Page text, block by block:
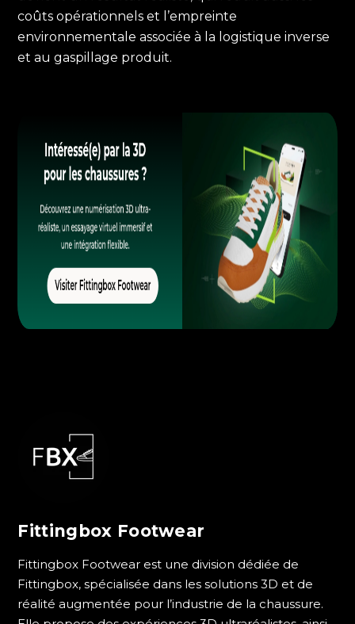
coûts opérationnels et l’empreinte
environnementale associée à la logistique inverse
et au gaspillage produit.
Fittingbox Footwear
Fittingbox Footwear est une division dédiée de
Fittingbox, spécialisée dans les solutions 3D et de
réalité augmentée pour l’industrie de la chaussure.